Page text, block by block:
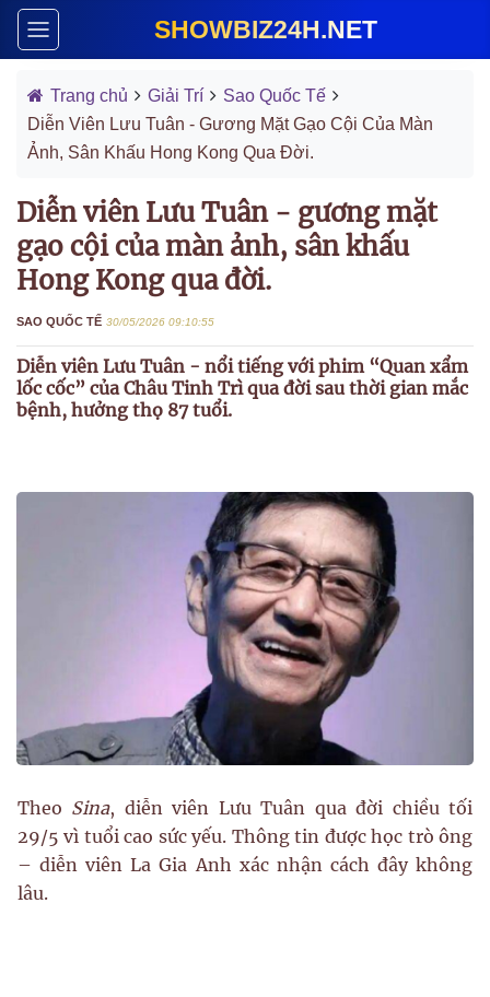
SHOWBIZ24H.NET
Trang chủ Giải Trí
Sao Quốc Tế
Diễn Viên Lưu Tuân - Gương Mặt Gạo Cội Của Màn
Ảnh, Sân Khấu Hong Kong Qua Đời.
Diễn viên Lưu Tuân - gương mặt
gạo cội của màn ảnh, sân khấu
Hong Kong qua đời.
SAO QUỐC TẾ 30/05/2026 09:10:55
Diễn viên Lưu Tuân - nổi tiếng với phim “Quan xẩm
lốc cốc” của Châu Tinh Trì qua đời sau thời gian mắc
bệnh, hưởng thọ 87 tuổi.
Theo Sina, diễn viên Lưu Tuân qua đời chiều tối
29/5 vì tuổi cao sức yếu. Thông tin được học trò ông
– diễn viên La Gia Anh xác nhận cách đây không
lâu.